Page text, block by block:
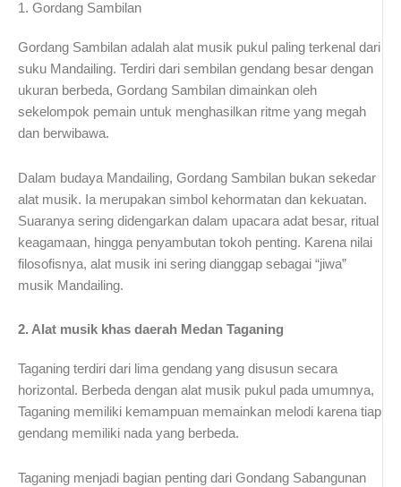
1. Gordang Sambilan
Gordang Sambilan adalah alat musik pukul paling terkenal dari
suku Mandailing. Terdiri dari sembilan gendang besar dengan
ukuran berbeda, Gordang Sambilan dimainkan oleh
sekelompok pemain untuk menghasilkan ritme yang megah
dan berwibawa.
Dalam budaya Mandailing, Gordang Sambilan bukan sekedar
alat musik. Ia merupakan simbol kehormatan dan kekuatan.
Suaranya sering didengarkan dalam upacara adat besar, ritual
keagamaan, hingga penyambutan tokoh penting. Karena nilai
filosofisnya, alat musik ini sering dianggap sebagai “jiwa”
musik Mandailing.
2. Alat musik khas daerah Medan Taganing
Taganing terdiri dari lima gendang yang disusun secara
horizontal. Berbeda dengan alat musik pukul pada umumnya,
Taganing memiliki kemampuan memainkan melodi karena tiap
gendang memiliki nada yang berbeda.
Taganing menjadi bagian penting dari Gondang Sabangunan